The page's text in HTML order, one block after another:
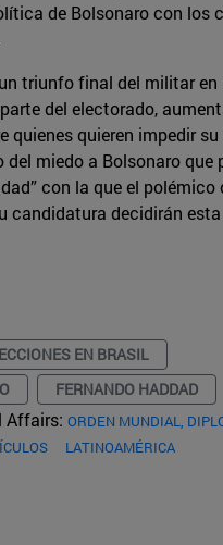
de Bolsonaro con los
triunfo final del militar en
del electorado,
quienes quieren impedir
del miedo a Bolsonaro que
con la que el
candidatura decidirán
EN BRASIL
FERNANDO HADDAD
Affairs: ORDEN MUNDIAL,
LATINOAMÉRICA